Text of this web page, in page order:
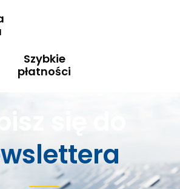
Szybkie
płatności
się do